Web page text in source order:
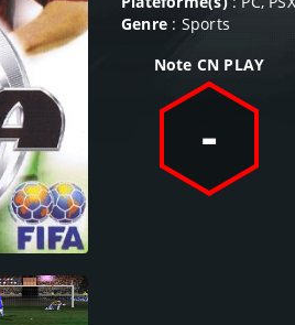
Genre : Sports
Note CN PLAY
-